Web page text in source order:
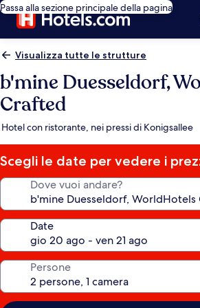
Passa alla sezione principale della pagina
Visualizza tutte le strutture
b'mine Duesseldorf,
Crafted
Hotel con ristorante, nei pressi di Konigsallee
Scegli le date per vedere i
Dove vuoi andare?
Date
Persone